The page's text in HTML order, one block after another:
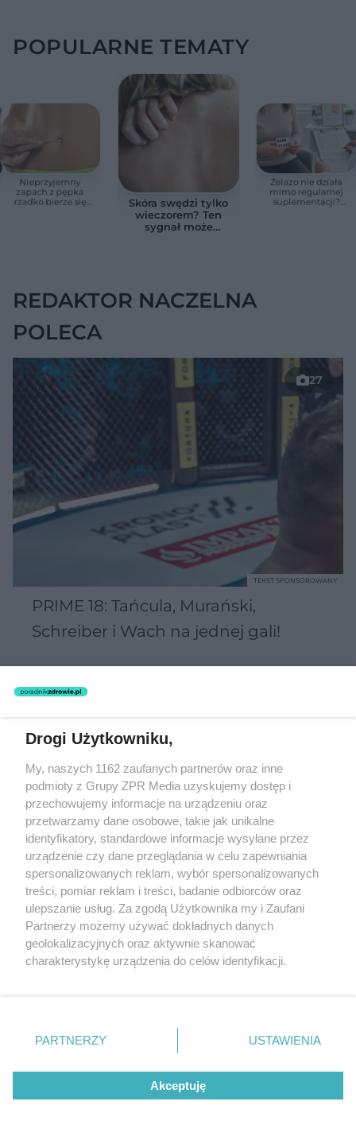
POPULARNE TEMATY
Nieprzyjemny
zapach z pępka
rzadko bierze się
Skóra swędzi tylko
wieczorem? Ten
sygnał może
Żelazo nie działa
mimo regularnej
suplementacji?
REDAKTOR NACZELNA
POLECA
27
PRIME 18: Tańcula, Murański,
Schreiber i Wach na jednej gali!
TEKST SPONSOROWANY
MUZYKA
"ESKA Hity na Czasie" – playlista,
5
Drogi Użytkowniku,
My, naszych 1162 zaufanych partnerów oraz inne
podmioty z Grupy ZPR Media uzyskujemy dostęp i
przechowujemy informacje na urządzeniu oraz
przetwarzamy dane osobowe, takie jak unikalne
identyfikatory, standardowe informacje wysyłane przez
urządzenie czy dane przeglądania w celu zapewniania
spersonalizowanych reklam, wybór spersonalizowanych
treści, pomiar reklam i treści, badanie odbiorców oraz
ulepszanie usług. Za zgodą Użytkownika my i Zaufani
Partnerzy możemy używać dokładnych danych
geolokalizacyjnych oraz aktywnie skanować
charakterystykę urządzenia do celów identyfikacji.
zmienić/wycofać klikając przycisk ustawień prywatności
znajdujący się w lewym dolnym rogu strony
rodzaje przetwarzania danych nie wymagają zgody
użytkownika, ale masz prawo sprzeciwić się takiemu
przetwarzaniu. Preferencje będą miały zastosowanie tylko
PARTNERZY USTAWIENIA
Akceptuję